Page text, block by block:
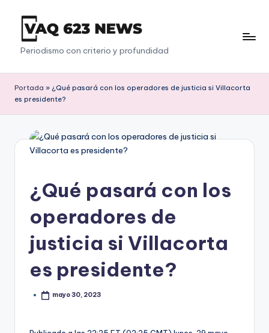
Saltar
contenido
V
a
q
6
3
Periodismo con criterio y profundidad
Portada » ¿Qué pasará con los operadores de justicia si Villacorta
es presidente?
¿Qué pasará con los
operadores de
justicia si Villacorta
es presidente?
mayo 30, 2023